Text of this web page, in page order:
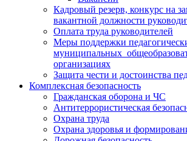
Кадровый резерв, конкурс на
вакантной должности
Оплата труда руководителей
Меры поддержки
муниципальных
организациях
Защита чести и достоинства
Комплексная безопасность
Гражданская оборона и ЧС
Антитеррористическая
Охрана труда
Охрана здоровья и